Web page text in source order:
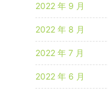
2022 年 9 月
2022 年 8 月
2022 年 7 月
2022 年 6 月